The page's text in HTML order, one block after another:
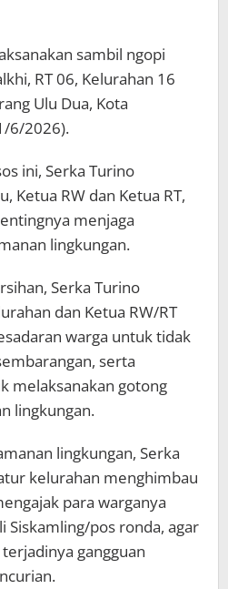
sambil ngopi
RT 06, Kelurahan 16
Ulu Dua, Kota
6/2026).
ini, Serka Turino
Ketua RW dan Ketua RT,
menjaga
lingkungan.
Serka Turino
dan Ketua RW/RT
warga untuk tidak
serta
melaksanakan gotong
lingkungan.
lingkungan, Serka
kelurahan menghimbau
para warganya
Siskamling/pos ronda, agar
gangguan